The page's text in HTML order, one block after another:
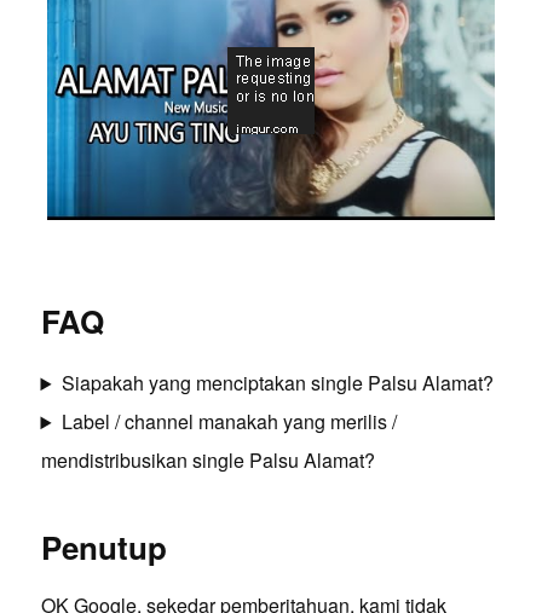
FAQ
Siapakah yang menciptakan single Palsu Alamat?
Label / channel manakah yang merilis /
mendistribusikan single Palsu Alamat?
Penutup
OK Google, sekedar pemberitahuan, kami tidak